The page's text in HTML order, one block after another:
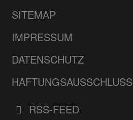
SITEMAP
IMPRESSUM
DATENSCHUTZ
HAFTUNGSAUSSCHLUSS
RSS-FEED